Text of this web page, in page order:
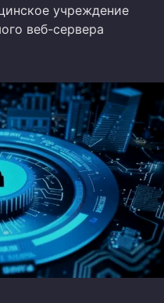
учреждение
веб-сервера